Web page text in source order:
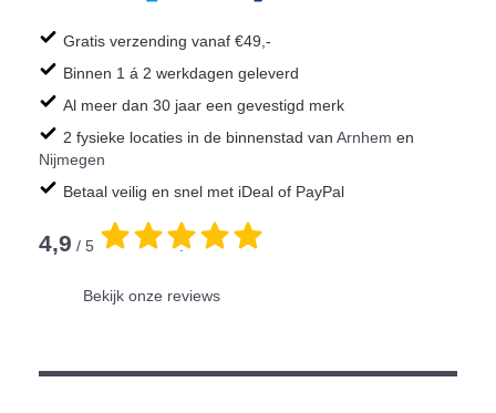
Gratis verzending vanaf €49,-
Binnen 1 á 2 werkdagen geleverd
Al meer dan 30 jaar een gevestigd merk
2 fysieke locaties in de binnenstad van Arnhem en
Nijmegen
Betaal veilig en snel met iDeal of PayPal
4,9 / 5 .
Bekijk onze reviews